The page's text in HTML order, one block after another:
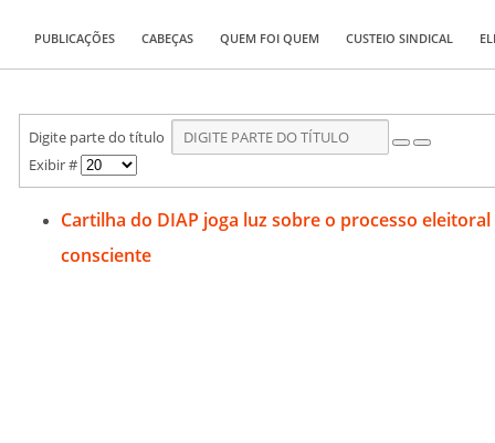
PUBLICAÇÕES CABEÇAS QUEM FOI QUEM CUSTEIO SINDICAL
Digite parte do título
Exibir #
Cartilha do DIAP joga luz sobre o processo
consciente